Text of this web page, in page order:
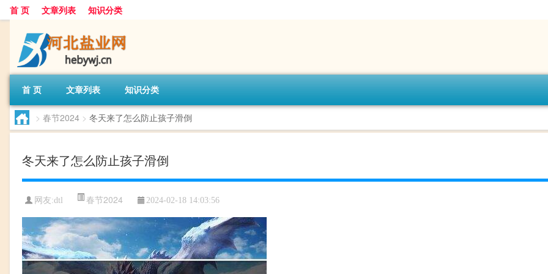
首 页 文章列表 知识分类
首 页 文章列表 知识分类
> 春节2024 > 冬天来了怎么防止孩子滑倒
冬天来了怎么防止孩子滑倒
网友:dtl 春节2024 2024-02-18 14:03:56